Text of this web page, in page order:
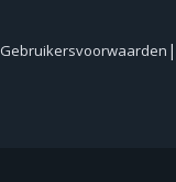
Gebruikersvoorwaarden